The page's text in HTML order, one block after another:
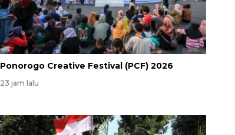
Ponorogo Creative Festival (PCF) 2026
23 jam lalu